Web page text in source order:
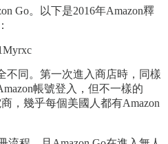
Go。以下是2016年Amazon釋
不同。第一次進入商店時，同樣
帳號登入，但不一樣的
，幾乎每個美國人都有Amazon